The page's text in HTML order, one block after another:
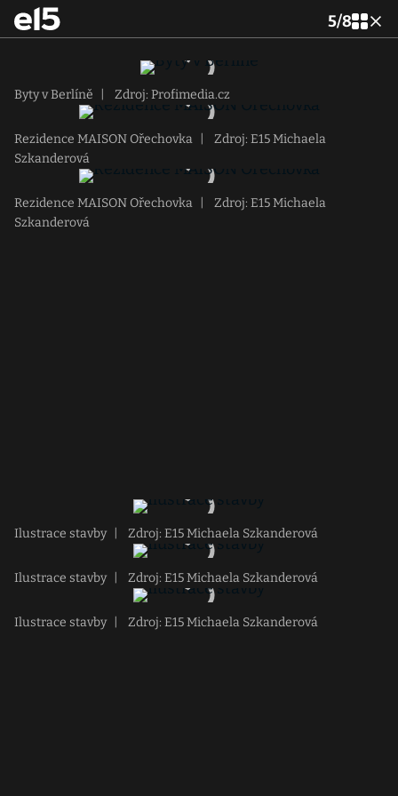
5/8
Byty v Berlíně Zdroj: Profimedia.cz
Rezidence MAISON Ořechovka
Zdroj: E15 Michaela
Szkanderová
Rezidence MAISON Ořechovka
Zdroj: E15 Michaela
Szkanderová
Ilustrace stavby Zdroj: E15 Michaela Szkanderová
Ilustrace stavby Zdroj: E15 Michaela Szkanderová
Ilustrace stavby Zdroj: E15 Michaela Szkanderová